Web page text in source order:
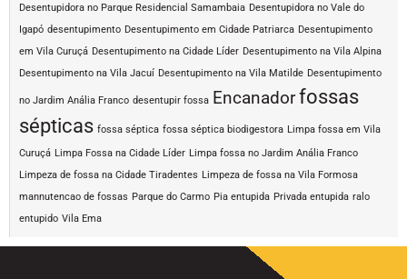
Desentupidora no Parque Residencial Samambaia Desentupidora no Vale do
Igapó desentupimento Desentupimento em Cidade Patriarca Desentupimento
em Vila Curuçá Desentupimento na Cidade Líder Desentupimento na Vila Alpina
Desentupimento na Vila Jacuí Desentupimento na Vila Matilde Desentupimento
no Jardim Anália Franco desentupir fossa Encanadorfossas
sépticas fossa séptica fossa séptica biodigestora Limpa fossa em Vila
Curuçá Limpa Fossa na Cidade Líder Limpa fossa no Jardim Anália Franco
Limpeza de fossa na Cidade Tiradentes Limpeza de fossa na Vila Formosa
mannutencao de fossas Parque do Carmo Pia entupida Privada entupida ralo
entupido Vila Ema